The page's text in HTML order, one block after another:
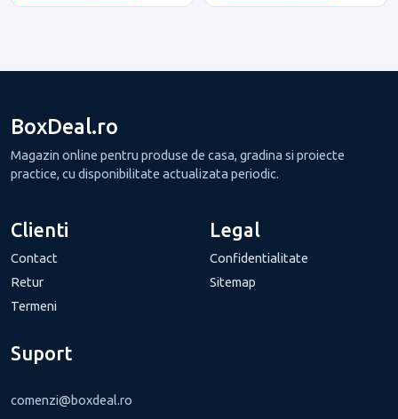
BoxDeal.ro
Magazin online pentru produse de casa, gradina si proiecte
practice, cu disponibilitate actualizata periodic.
Clienti
Contact
Retur
Termeni
Legal
Confidentialitate
Sitemap
Suport
comenzi@boxdeal.ro